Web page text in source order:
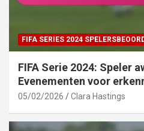
FIFA SERIES 2024
FIFA Serie 2024: Speler
Evenementen voor
05/02/2026 Clara Hastings